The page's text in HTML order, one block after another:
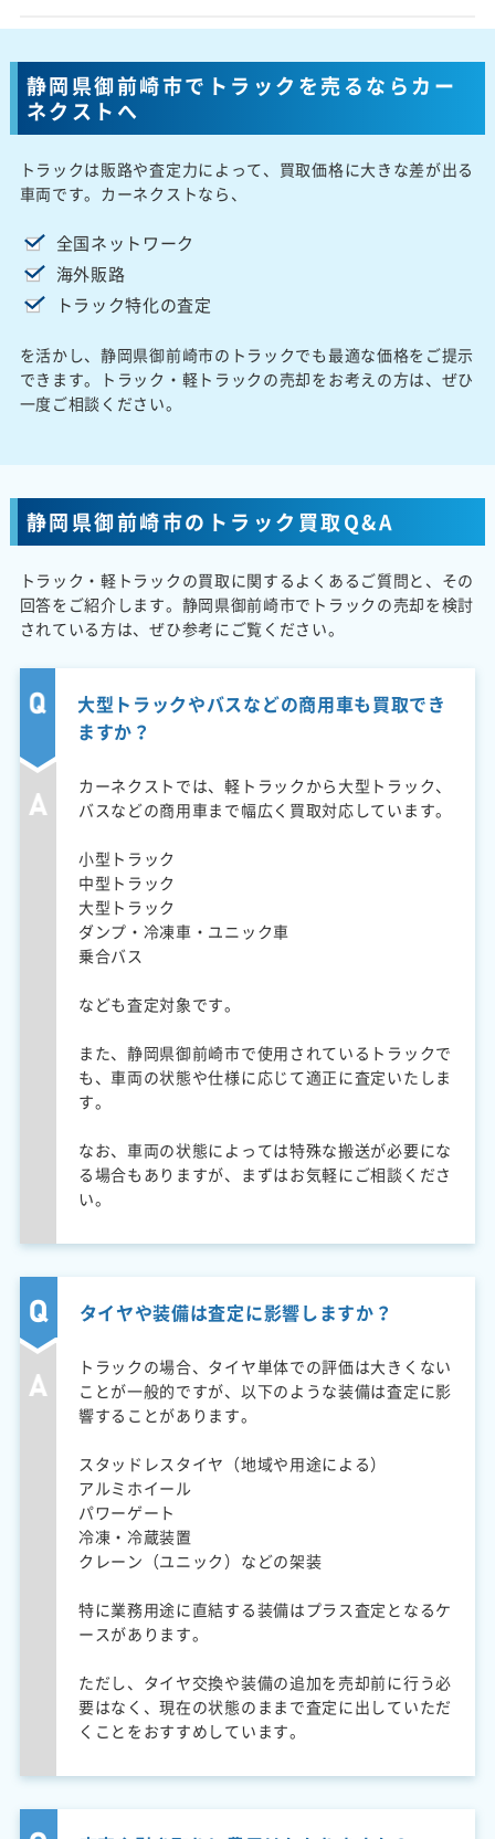
静岡県御前崎市でトラックを売るならカー
ネクストへ
トラックは販路や査定力によって、買取価格に大きな差が出る
車両です。カーネクストなら、
全国ネットワーク
海外販路
トラック特化の査定
を活かし、静岡県御前崎市のトラックでも最適な価格をご提示
できます。トラック・軽トラックの売却をお考えの方は、ぜひ
一度ご相談ください。
静岡県御前崎市のトラック買取Q&A
トラック・軽トラックの買取に関するよくあるご質問と、その
回答をご紹介します。静岡県御前崎市でトラックの売却を検討
されている方は、ぜひ参考にご覧ください。
大型トラックやバスなどの商用車も買取でき
ますか？
カーネクストでは、軽トラックから大型トラック、
バスなどの商用車まで幅広く買取対応しています。
小型トラック
中型トラック
大型トラック
ダンプ・冷凍車・ユニック車
乗合バス
なども査定対象です。
また、静岡県御前崎市で使用されているトラックで
も、車両の状態や仕様に応じて適正に査定いたしま
す。
なお、車両の状態によっては特殊な搬送が必要にな
る場合もありますが、まずはお気軽にご相談くださ
い。
タイヤや装備は査定に影響しますか？
トラックの場合、タイヤ単体での評価は大きくない
ことが一般的ですが、以下のような装備は査定に影
響することがあります。
スタッドレスタイヤ（地域や用途による）
アルミホイール
パワーゲート
冷凍・冷蔵装置
クレーン（ユニック）などの架装
特に業務用途に直結する装備はプラス査定となるケ
ースがあります。
ただし、タイヤ交換や装備の追加を売却前に行う必
要はなく、現在の状態のままで査定に出していただ
くことをおすすめしています。